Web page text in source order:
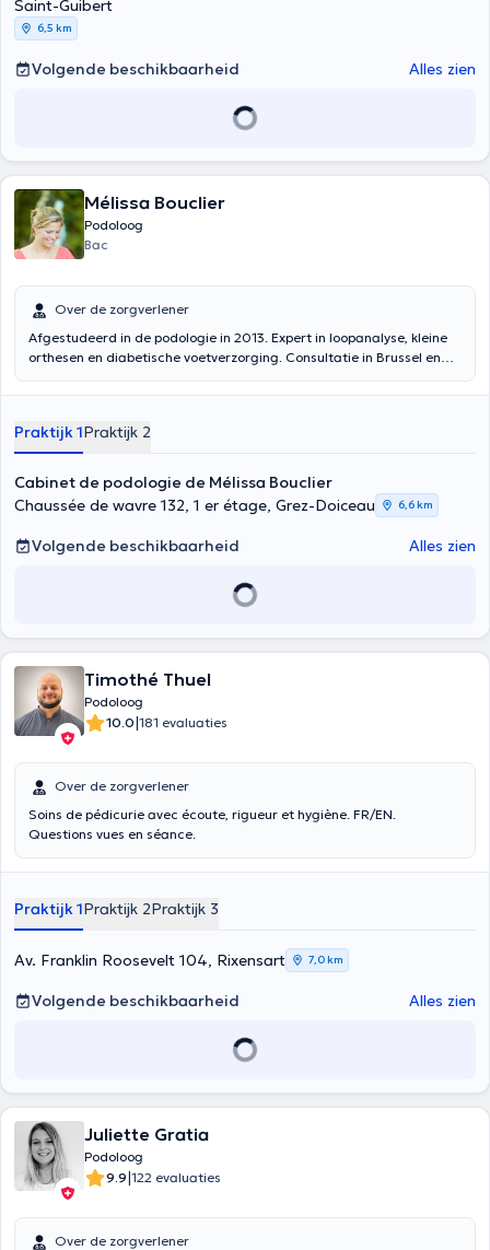
Saint-Guibert
6,5 km
Volgende beschikbaarheid Alles zien
Mélissa Bouclier
Podoloog
Bac
Over de zorgverlener
Afgestudeerd in de podologie in 2013. Expert in loopanalyse, kleine
orthesen en diabetische voetverzorging. Consultatie in Brussel en
wondverzorging
Praktijk 1Praktijk 2
Cabinet de podologie de Mélissa Bouclier
Chaussée de wavre 132, 1 er étage, Grez-Doiceau
6,6 km
Volgende beschikbaarheid Alles zien
Timothé Thuel
Podoloog
10.0|181 evaluaties
Over de zorgverlener
Soins de pédicurie avec écoute, rigueur et hygiène. FR/EN.
Questions vues en séance.
Praktijk 1Praktijk 2Praktijk 3
Av. Franklin Roosevelt 104, Rixensart 7,0 km
Volgende beschikbaarheid Alles zien
Juliette Gratia
Podoloog
9.9|122 evaluaties
Over de zorgverlener